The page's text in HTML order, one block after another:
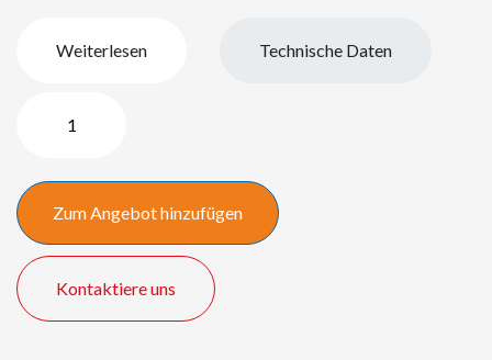
Weiterlesen Technische Daten
Menge
Zum Angebot hinzufügen
Kontaktiere uns